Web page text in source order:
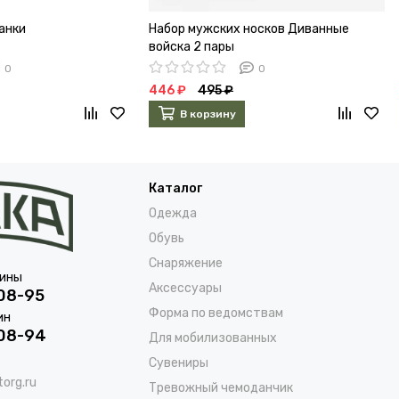
0
Набор мужских носков Диванные
войска 2 пары
0
446 ₽ 495 ₽
В корзину
95
94
Каталог
Одежда
Обувь
Снаряжение
Аксессуары
Форма по ведомствам
Для мобилизованных
Сувениры
Тревожный чемоданчик